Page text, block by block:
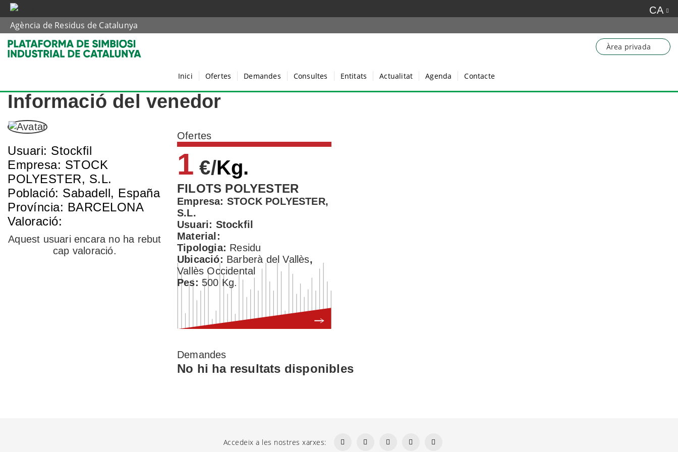
CA
Agència de Residus de Catalunya
Inici Ofertes Demandes Consultes Entitats Actualitat Agenda Contacte
Àrea privada
Informació del venedor
Usuari: Stockfil
Empresa: STOCK
POLYESTER, S.L.
Població: Sabadell, España
Província: BARCELONA
Valoració:
Aquest usuari encara no ha rebut
cap valoració.
Ofertes
1 €/Kg.
FILOTS POLYESTER
Empresa: STOCK POLYESTER,
S.L.
Usuari: Stockfil
Material:
Tipologia: Residu
Ubicació: Barberà del Vallès,
Vallès Occidental
Pes: 500 Kg.
Demandes
No hi ha resultats disponibles
Accedeix a les nostres xarxes: